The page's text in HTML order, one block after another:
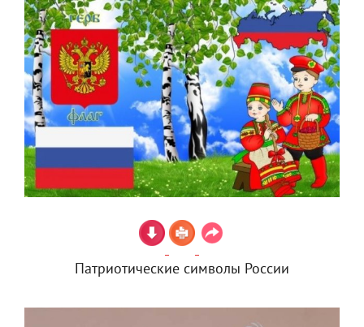
Патриотические символы России